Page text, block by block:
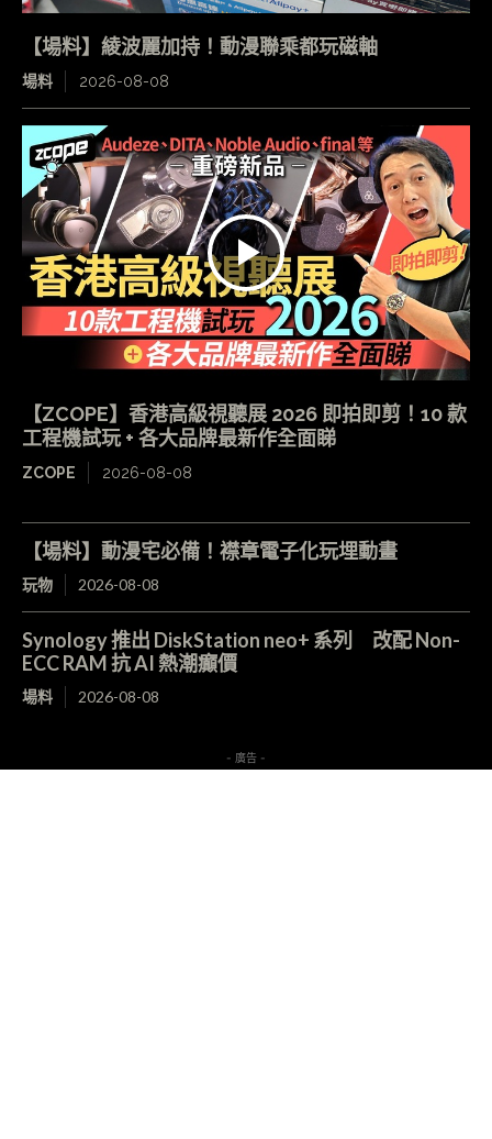
【場料】綾波麗加持！動漫聯乘都玩磁軸
場料 2026-08-08
【ZCOPE】香港高級視聽展 2026 即拍即剪！10 款
工程機試玩 + 各大品牌最新作全面睇
ZCOPE 2026-08-08
【場料】動漫宅必備！襟章電子化玩埋動畫
玩物 2026-08-08
Synology 推出 DiskStation neo+ 系列 改配 Non-
ECC RAM 抗 AI 熱潮癲價
場料 2026-08-08
- 廣告 -